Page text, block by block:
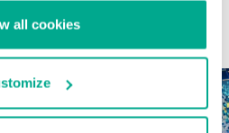
all cookies